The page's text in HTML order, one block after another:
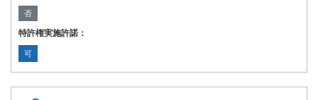
否
特許権実施許諾：
可